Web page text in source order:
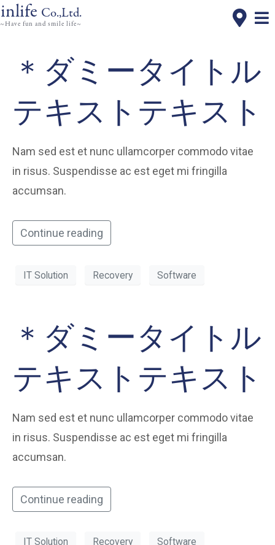
inlife Co.,Ltd.
~Have fun and smile life~
＊ダミータイトル
テキストテキスト
Nam sed est et nunc ullamcorper commodo vitae
in risus. Suspendisse ac est eget mi fringilla
accumsan.
Continue reading
IT Solution Recovery Software
＊ダミータイトル
テキストテキスト
Nam sed est et nunc ullamcorper commodo vitae
in risus. Suspendisse ac est eget mi fringilla
accumsan.
Continue reading
IT Solution Recovery Software